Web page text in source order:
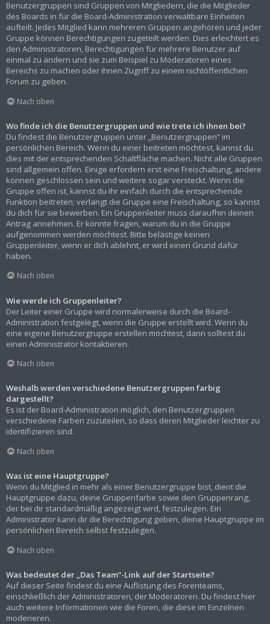
Benutzergruppen sind Gruppen von Mitgliedern, die die Mitglieder
des Boards in für die Board-Administration verwaltbare Einheiten
aufteilt. Jedes Mitglied kann mehreren Gruppen angehören und jeder
Gruppe können Berechtigungen zugeteilt werden. Dies erleichtert es
den Administratoren, Berechtigungen für mehrere Benutzer auf
einmal zu ändern und sie zum Beispiel zu Moderatoren eines
Bereichs zu machen oder ihnen Zugriff zu einem nichtöffentlichen
Forum zu geben.
Nach oben
Wo finde ich die Benutzergruppen und wie trete ich ihnen bei?
Du findest die Benutzergruppen unter „Benutzergruppen“ im
persönlichen Bereich. Wenn du einer beitreten möchtest, kannst du
dies mit der entsprechenden Schaltfläche machen. Nicht alle Gruppen
sind allgemein offen. Einige erfordern erst eine Freischaltung, andere
können geschlossen sein und weitere sogar versteckt. Wenn die
Gruppe offen ist, kannst du ihr einfach durch die entsprechende
Funktion beitreten; verlangt die Gruppe eine Freischaltung, so kannst
du dich für sie bewerben. Ein Gruppenleiter muss daraufhin deinen
Antrag annehmen. Er könnte fragen, warum du in die Gruppe
aufgenommen werden möchtest. Bitte belästige keinen
Gruppenleiter, wenn er dich ablehnt, er wird einen Grund dafür
haben.
Nach oben
Wie werde ich Gruppenleiter?
Der Leiter einer Gruppe wird normalerweise durch die Board-
Administration festgelegt, wenn die Gruppe erstellt wird. Wenn du
eine eigene Benutzergruppe erstellen möchtest, dann solltest du
einen Administrator kontaktieren.
Nach oben
Weshalb werden verschiedene Benutzergruppen farbig
dargestellt?
Es ist der Board-Administration möglich, den Benutzergruppen
verschiedene Farben zuzuteilen, so dass deren Mitglieder leichter zu
identifizieren sind.
Nach oben
Was ist eine Hauptgruppe?
Wenn du Mitglied in mehr als einer Benutzergruppe bist, dient die
Hauptgruppe dazu, deine Gruppenfarbe sowie den Gruppenrang,
der bei dir standardmäßig angezeigt wird, festzulegen. Ein
Administrator kann dir die Berechtigung geben, deine Hauptgruppe im
persönlichen Bereich selbst festzulegen.
Nach oben
Was bedeutet der „Das Team“-Link auf der Startseite?
Auf dieser Seite findest du eine Auflistung des Forenteams,
einschließlich der Administratoren, der Moderatoren. Du findest hier
auch weitere Informationen wie die Foren, die diese im Einzelnen
moderieren.